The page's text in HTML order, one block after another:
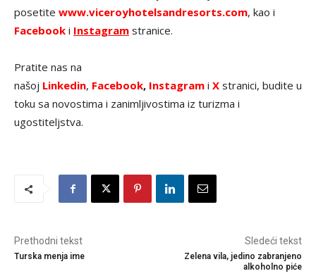
posetite www.viceroyhotelsandresorts.com, kao i
Facebook i Instagram stranice.
Pratite nas na
našoj Linkedin, Facebook, Instagram i X stranici, budite u
toku sa novostima i zanimljivostima iz turizma i
ugostiteljstva.
Prethodni tekst
Turska menja ime
Sledeći tekst
Zelena vila, jedino zabranjeno
alkoholno piće